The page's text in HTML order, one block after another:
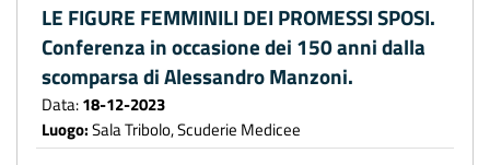
LE FIGURE FEMMINILI DEI PROMESSI SPOSI.
Conferenza in occasione dei 150 anni dalla
scomparsa di Alessandro Manzoni.
Data:18-12-2023
Luogo:Sala Tribolo, Scuderie Medicee